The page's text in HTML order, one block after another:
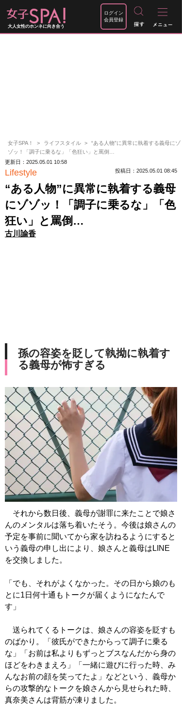
大人女性のホンネに向き合う
ログイン
会員登録
女子SPA！ ライフスタイル
“ある人物”に異常に執着する義母にゾ
ゾッ！「調子に乗るな」「色狂い」と罵倒…
更新日：2025.05.01 10:58
Lifestyle 投稿日：2025.05.01 08:45
“ある人物”に異常に執着する義母
にゾゾッ！「調子に乗るな」「色
狂い」と罵倒…
古川諭香
孫の容姿を貶して執拗に執着す
る義母が怖すぎる
それから数日後、義母が謝罪に来たことで娘さ
んのメンタルは落ち着いたそう。今後は娘さんの
予定を事前に聞いてから家を訪ねるようにすると
いう義母の申し出により、娘さんと義母はLINE
を交換しました。
「でも、それがよくなかった。その日から娘のも
とに1日何十通もトークが届くようになたんで
す」
送られてくるトークは、娘さんの容姿を貶すも
のばかり。「彼氏ができたからって調子に乗る
な」「お前は私よりもずっとブスなんだから身の
ほどをわきまえろ」「一緒に遊びに行った時、み
んなお前の顔を笑ってたよ」などという、義母か
らの攻撃的なトークを娘さんから見せられた時、
真奈美さんは背筋が凍りました。